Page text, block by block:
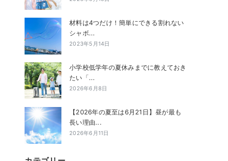
材料は4つだけ！簡単にできる割れない
シャボ...
2023年5月14日
小学校低学年の夏休みまでに教えておき
たい「...
2026年6月8日
【2026年の夏至は6月21日】昼が最も
長い理由...
2026年6月11日